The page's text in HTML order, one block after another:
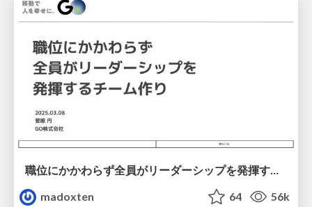
職位にかかわらず全員がリーダーシップを発揮するチーム作り / Building a team where everyone can demonstrate leadership regardless of position
madoxten
64 56k